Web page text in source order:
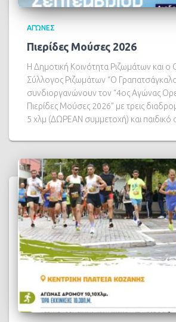
ΑΓΏΝΕΣ
Πιερίδες Μούσες 2026
Η Δημοτική Κοινότητα Ριζωμάτων και ο
Σύλλογος Ριζωμάτων “Ο
συνδιοργανώνουν τον “4ος Αγώνας
Πιερίδες Μούσες 2026” με τρεις
5 χλμ (ΔΩΡΕΑΝ συμμετοχή) και παιδικό